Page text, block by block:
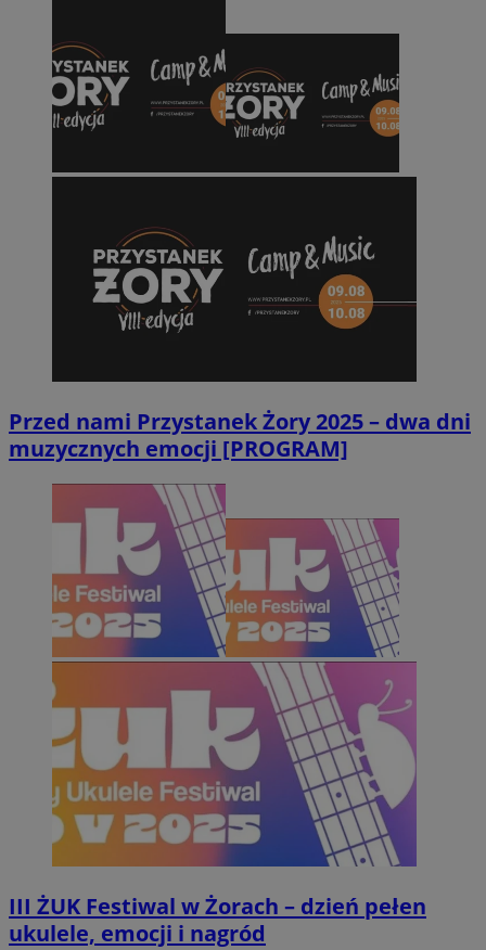
Przed nami Przystanek Żory 2025 – dwa dni
muzycznych emocji [PROGRAM]
III ŻUK Festiwal w Żorach – dzień pełen
ukulele, emocji i nagród